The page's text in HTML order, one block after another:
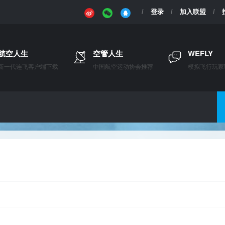
登录 加入联盟
空人生
一代连飞客户端下载
空管人生
中国航空运动协会推荐
WEFLY
模拟飞行玩